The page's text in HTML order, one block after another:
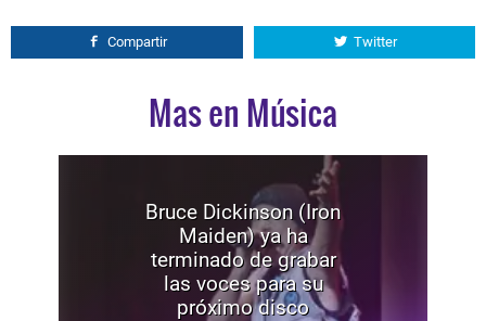
Compartir Twitter
Mas en Música
Bruce Dickinson (Iron
Maiden) ya ha
terminado de grabar
las voces para su
próximo disco